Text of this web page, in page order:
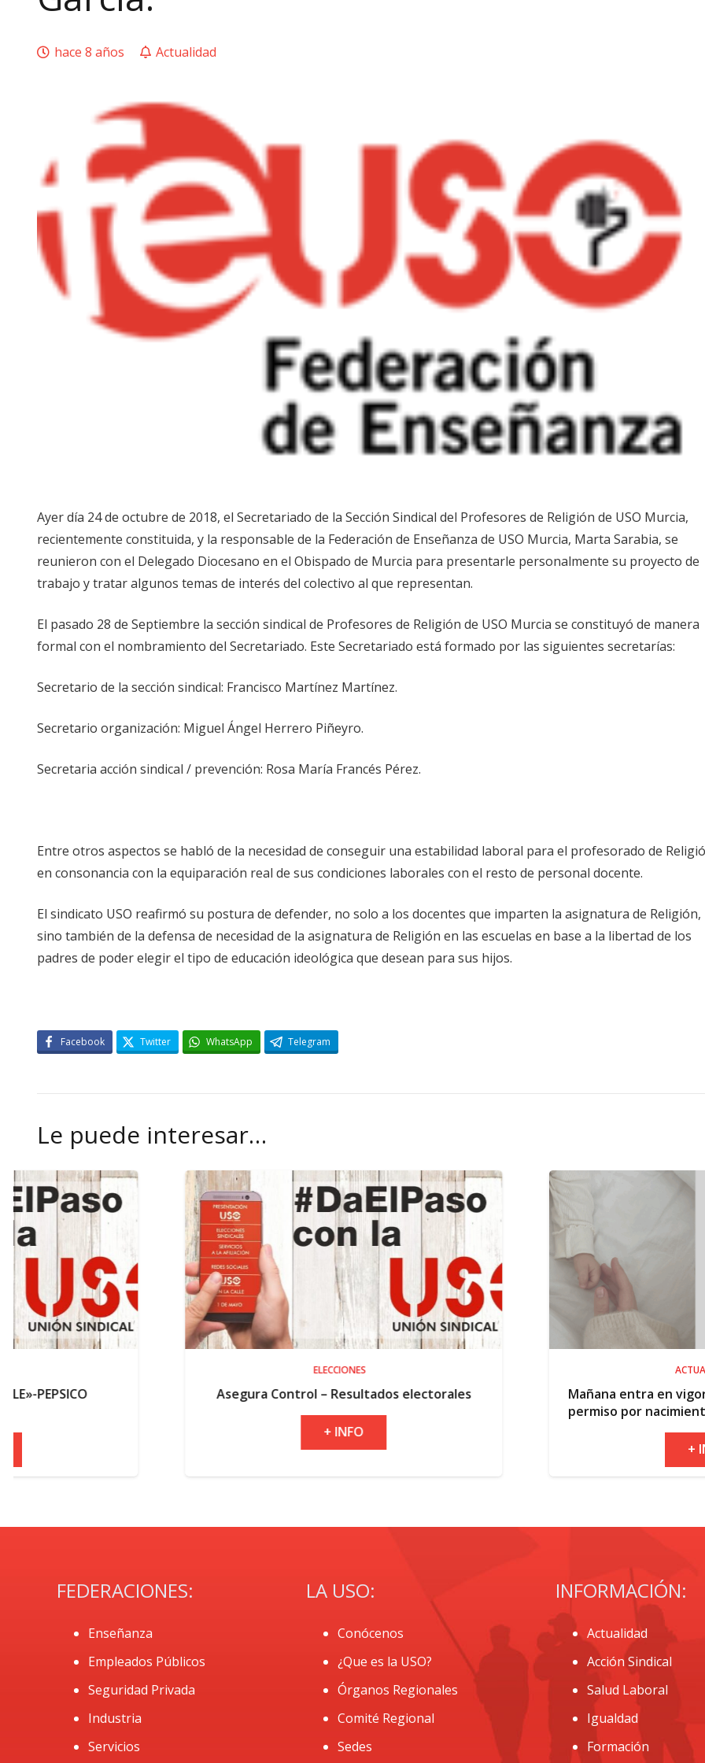
hace 8 años Actualidad
Ayer día 24 de octubre de 2018, el Secretariado de la Sección Sindical del Profesores de Religión de USO Murcia,
recientemente constituida, y la responsable de la Federación de Enseñanza de USO Murcia, Marta Sarabia, se
reunieron con el Delegado Diocesano en el Obispado de Murcia para presentarle personalmente su proyecto de
trabajo y tratar algunos temas de interés del colectivo al que representan.
El pasado 28 de Septiembre la sección sindical de Profesores de Religión de USO Murcia se constituyó de manera
formal con el nombramiento del Secretariado. Este Secretariado está formado por las siguientes secretarías:
Secretario de la sección sindical: Francisco Martínez Martínez.
Secretario organización: Miguel Ángel Herrero Piñeyro.
Secretaria acción sindical / prevención: Rosa María Francés Pérez.
Entre otros aspectos se habló de la necesidad de conseguir una estabilidad laboral para el profesorado de
en consonancia con la equiparación real de sus condiciones laborales con el resto de personal docente.
El sindicato USO reafirmó su postura de defender, no solo a los docentes que imparten la asignatura de Religión,
sino también de la defensa de necesidad de la asignatura de Religión en las escuelas en base a la libertad de los
padres de poder elegir el tipo de educación ideológica que desean para sus hijos.
Facebook Twitter WhatsApp Telegram
Le puede interesar…
Asegura Control – Resultados electorales
Mañana entra en vigor la ampliación del
permiso por nacimiento
FEDERACIONES:
Enseñanza
Empleados Públicos
Seguridad Privada
Industria
Servicios
LA USO:
Conócenos
¿Que es la USO?
Órganos Regionales
Comité Regional
Sedes
INFORMACIÓN:
Actualidad
Acción Sindical
Salud Laboral
Igualdad
Formación